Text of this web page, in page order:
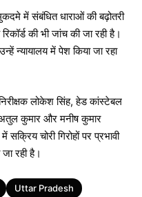
में संबंधित धाराओं की बढ़ोतरी
की भी जांच की जा रही है।
न्यायालय में पेश किया जा रहा
लोकेश सिंह, हेड कांस्टेबल
अतुल कुमार और मनीष कुमार
चोरी गिरोहों पर प्रभावी
रही है।
Uttar Pradesh